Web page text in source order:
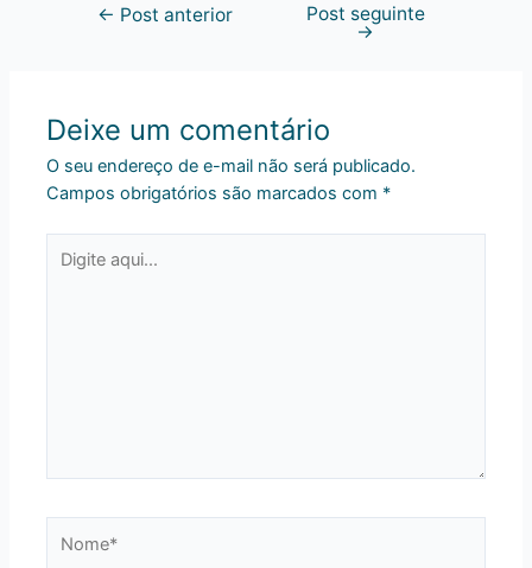
← Post anterior Post seguinte
→
Deixe um comentário
O seu endereço de e-mail não será publicado.
Campos obrigatórios são marcados com *
aqui...